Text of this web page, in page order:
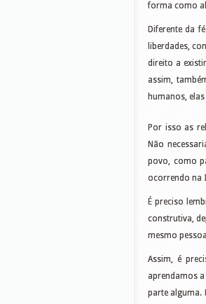
forma como
Diferente da
liberdades,
direito a
assim,
humanos,
Por isso as
Não
povo, como
ocorrendo na
É preciso
construtiva,
mesmo
Assim, é
aprendamos
parte alguma.